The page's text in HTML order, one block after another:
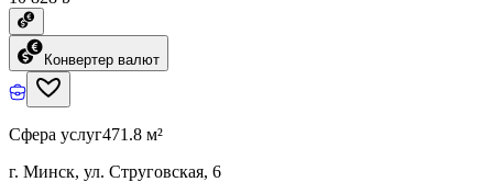
Конвертер валют
Сфера услуг471.8 м²
г. Минск, ул. Струговская, 6